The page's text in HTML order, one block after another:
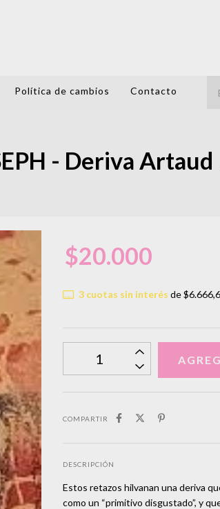
Política de cambios Contacto
- Deriva Artaud
$20.000
3cuotas sin interés de
COMPARTIR
DESCRIPCIÓN
Estos retazos hilvanan una deriva
como un “primitivo disgustado”, y